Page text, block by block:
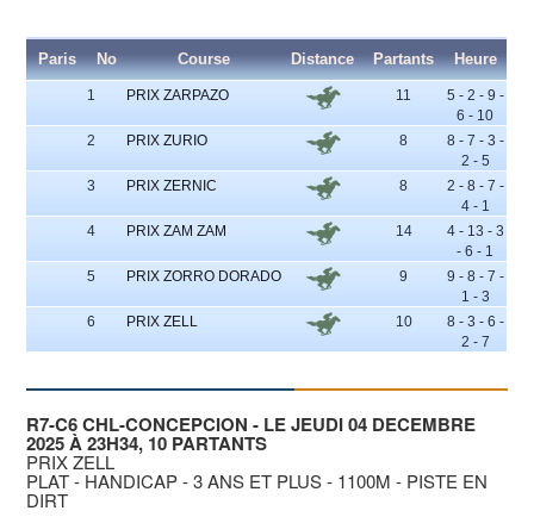
Paris No Course Distance Partants Heure
1 PRIX ZARPAZO 11
5 - 2 - 9 -
6 - 10
2
PRIX ZURIO 8
8 - 7 - 3 -
2 - 5
3
PRIX ZERNIC 8
2 - 8 - 7 -
4 - 1
4
PRIX ZAM ZAM 14
4 - 13 - 3
- 6 - 1
5
PRIX ZORRO DORADO 9
9 - 8 - 7 -
1 - 3
6
PRIX ZELL 10
8 - 3 - 6 -
2 - 7
R7-C6 CHL-CONCEPCION - LE JEUDI 04 DECEMBRE
2025 À 23H34, 10 PARTANTS
PRIX ZELL
PLAT - HANDICAP - 3 ANS ET PLUS - 1100M - PISTE EN
DIRT